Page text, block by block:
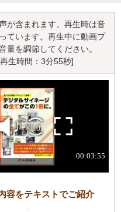
が含まれます。再生時は音
ています。再生中に動画プ
量を調節してください。
生時間：3分55秒]
容をテキストでご紹介